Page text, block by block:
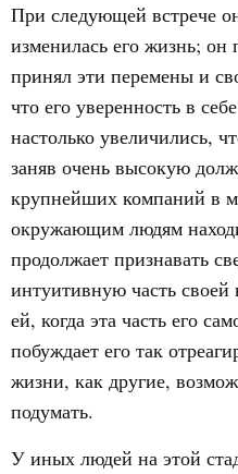
При следующей встрече
изменилась его жизнь; он
принял эти перемены и
что его уверенность в
настолько увеличились,
заняв очень высокую
крупнейших компаний в
окружающим людям
продолжает признавать
интуитивную часть своей
ей, когда эта часть его
побуждает его так
жизни, как другие,
подумать.
У иных людей на этой